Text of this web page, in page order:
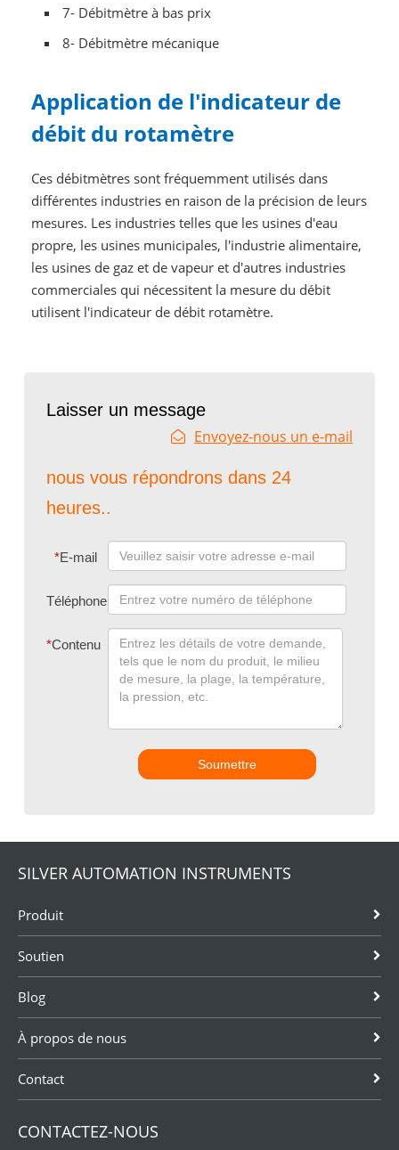
7- Débitmètre à bas prix
8- Débitmètre mécanique
Application de l'indicateur de
débit du rotamètre
Ces débitmètres sont fréquemment utilisés dans
différentes industries en raison de la précision de leurs
mesures. Les industries telles que les usines d'eau
propre, les usines municipales, l'industrie alimentaire,
les usines de gaz et de vapeur et d'autres industries
commerciales qui nécessitent la mesure du débit
utilisent l'indicateur de débit rotamètre.
Laisser un message
Envoyez-nous un e-mail
nous vous répondrons dans 24
heures..
*E-mail
Téléphone
*Contenu
Soumettre
SILVER AUTOMATION INSTRUMENTS
Produit
Soutien
Blog
À propos de nous
Contact
CONTACTEZ-NOUS